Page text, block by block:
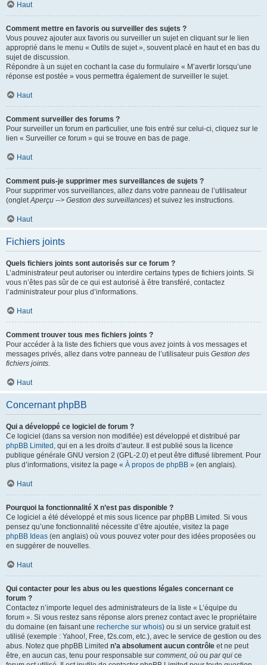
Haut
Comment mettre en favoris ou surveiller des sujets ?
Vous pouvez ajouter aux favoris ou surveiller un sujet en cliquant sur le lien
approprié dans le menu « Outils de sujet », souvent placé en haut et en bas du
sujet de discussion.
Répondre à un sujet en cochant la case du formulaire « M’avertir lorsqu’une
réponse est postée » vous permettra également de surveiller le sujet.
Haut
Comment surveiller des forums ?
Pour surveiller un forum en particulier, une fois entré sur celui-ci, cliquez sur le
lien « Surveiller ce forum » qui se trouve en bas de page.
Haut
Comment puis-je supprimer mes surveillances de sujets ?
Pour supprimer vos surveillances, allez dans votre panneau de l’utilisateur
(ongletAperçu --> Gestion des surveillances) et suivez les instructions.
Haut
Fichiers joints
Quels fichiers joints sont autorisés sur ce forum ?
L’administrateur peut autoriser ou interdire certains types de fichiers joints. Si
vous n’êtes pas sûr de ce qui est autorisé à être transféré, contactez
l’administrateur pour plus d’informations.
Haut
Comment trouver tous mes fichiers joints ?
Pour accéder à la liste des fichiers que vous avez joints à vos messages et
messages privés, allez dans votre panneau de l’utilisateur puis Gestion des
fichiers joints.
Haut
Concernant phpBB
Qui a développé ce logiciel de forum ?
Ce logiciel (dans sa version non modifiée) est développé et distribué par
phpBB Limited , qui en a les droits d’auteur. Il est publié sous la licence
publique générale GNU version 2 (GPL-2.0) et peut être diffusé librement. Pour
plus d’informations, visitez la page « À propos de phpBB » (en anglais).
Haut
Pourquoi la fonctionnalité X n’est pas disponible ?
Ce logiciel a été développé et mis sous licence par phpBB Limited. Si vous
pensez qu’une fonctionnalité nécessite d’être ajoutée, visitez la page
phpBB Ideas (en anglais) où vous pouvez voter pour des idées proposées ou
en suggérer de nouvelles.
Haut
Qui contacter pour les abus ou les questions légales concernant ce
forum ?
Contactez n’importe lequel des administrateurs de la liste « L’équipe du
forum ». Si vous restez sans réponse alors prenez contact avec le propriétaire
du domaine (en faisant une recherche sur whois) ou si un service gratuit est
utilisé (exemple : Yahoo!, Free, f2s.com, etc.), avec le service de gestion ou des
abus. Notez que phpBB Limited n’a absolument aucun contrôle et ne peut
être, en aucun cas, tenu pour responsable sur comment, où ou par qui ce